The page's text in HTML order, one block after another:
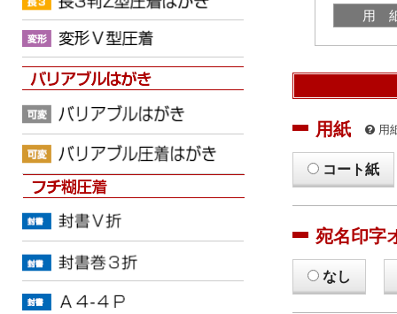
用
用紙 用
コート紙
宛名印字
なし